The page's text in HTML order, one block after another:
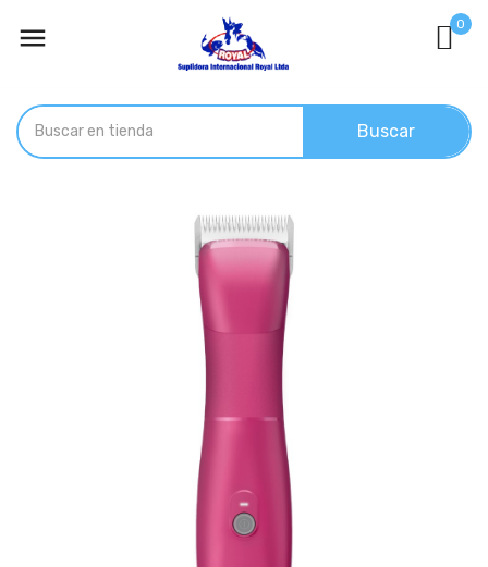
 0
Buscar